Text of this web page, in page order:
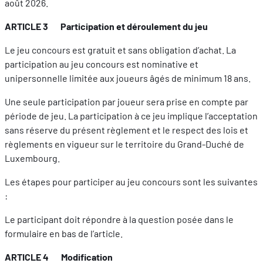
août 2026.
ARTICLE 3 Participation et déroulement du jeu
Le jeu concours est gratuit et sans obligation d’achat. La
participation au jeu concours est nominative et
unipersonnelle limitée aux joueurs âgés de minimum 18 ans.
Une seule participation par joueur sera prise en compte par
période de jeu. La participation à ce jeu implique l’acceptation
sans réserve du présent règlement et le respect des lois et
règlements en vigueur sur le territoire du Grand-Duché de
Luxembourg.
Les étapes pour participer au jeu concours sont les suivantes
:
Le participant doit répondre à la question posée dans le
formulaire en bas de l’article.
ARTICLE 4 Modification